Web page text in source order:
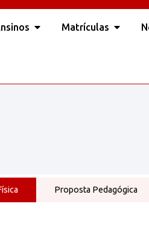
Matrículas
Proposta Pedagógica